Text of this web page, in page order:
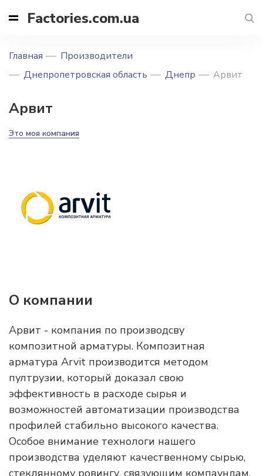
Factories.com.ua
Главная
Производители
Днепропетровская область
Днепр Арвит
Арвит
Это моя компания
О компании
Арвит - компания по производсву
композитной арматуры. Композитная
арматура Arvit производится методом
пултрузии, который доказал свою
эффективность в расходе сырья и
возможностей автоматизации производства
профилей стабильно высокого качества.
Особое внимание технологи нашего
производства уделяют качественному сырью,
стеклянному ровингу, связующим компаундам.